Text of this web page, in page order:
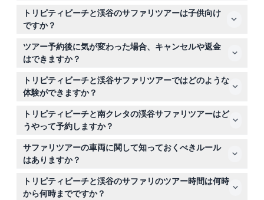
歩きやすい靴、日焼け止め、帽子、サングラス、水着、ビ
ーチタオル、そして美しい景色を撮影するためのカメラを
必ず持参してください。
トリピティビーチと渓谷のサファリツアーは子供向け
ですか？
はい、0歳から17歳までの子供が参加できますが、支払う
大人の同伴が必要です。予約時にリクエストすればチャイ
ルドシートもご用意できます。
ツアー予約後に気が変わった場合、キャンセルや返金
はできますか？
申し訳ありませんが、チケットは返金不可で、いかなる場
合もキャンセルはできません。予約前に日程を必ずご確認
ください。
トリピティビーチと渓谷サファリツアーではどのような
体験ができますか？
トリピティ渓谷でのスリリングなオフロード体験、息をの
む展望ポイントでの観光、ザロス湖の訪問、地元のタベル
ナでのBBQランチ、そして人里離れたビーチでの泳ぎとリ
ラックスを楽しめます。
トリピティビーチと南クレタの渓谷サファリツアーはど
うやって予約しますか？
このウェブサイトで簡単に予約ができ、空き状況の確認や
ガイドの希望言語の選択も可能です。
サファリツアーの車両に関して知っておくべきルール
はありますか？
はい、車内での飲食や喫煙は禁止されており、安全のため
に全員必ずシートベルトを着用してください。
トリピティビーチと渓谷のサファリのツアー時間は何時
から何時までですか？